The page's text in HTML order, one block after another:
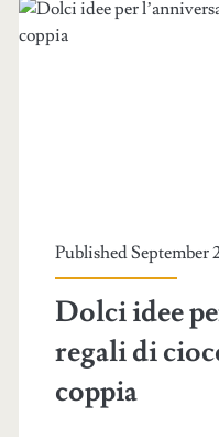
Published September
Dolci idee
regali di
coppia